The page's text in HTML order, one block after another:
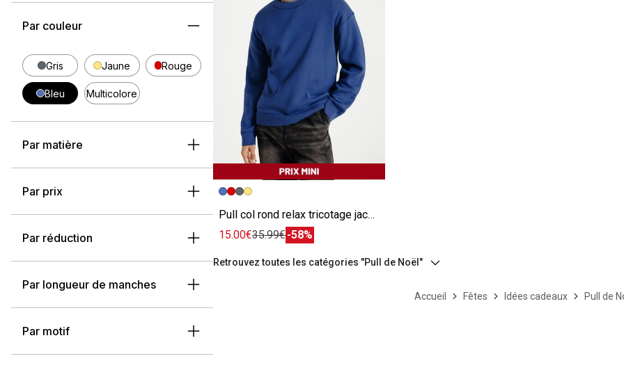
Par couleur
Gris Jaune Rouge
Bleu Multicolore
Par matière
Par prix
Par réduction
Par longueur de manches
Par motif
Image précédente
Image suivante
Pull col rond relax tricotage jacquard bleu
15.00€35.99€-58%
Retrouvez toutes les catégories "Pull de Noël"
Accueil Fêtes Idées cadeaux Pull de